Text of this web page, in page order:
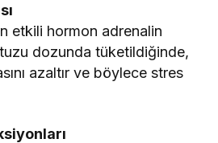
etkili hormon adrenalin
dozunda tüketildiğinde,
azaltır ve böylece stres